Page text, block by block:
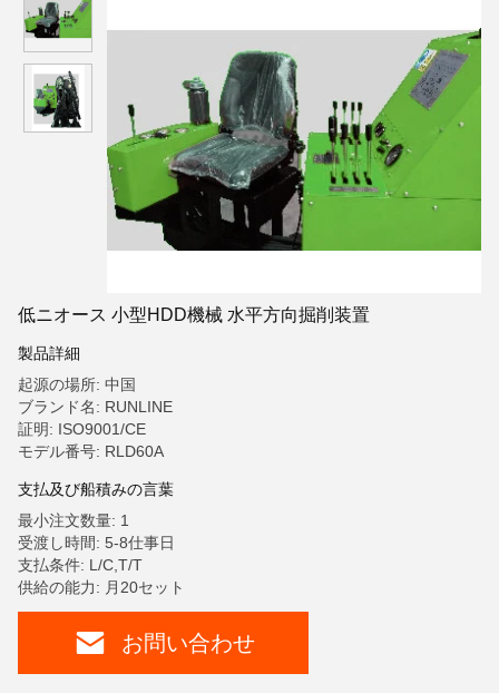
低ニオース 小型HDD機械 水平方向掘削装置
製品詳細
起源の場所: 中国
ブランド名: RUNLINE
証明: ISO9001/CE
モデル番号: RLD60A
支払及び船積みの言葉
最小注文数量: 1
受渡し時間: 5-8仕事日
支払条件: L/C,T/T
供給の能力: 月20セット
お問い合わせ